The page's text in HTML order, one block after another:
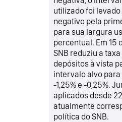
utilizado foi
negativo pela
para sua largura
percentual. Em 15
SNB reduziu a
depósitos à vista
intervalo alvo
-1,25% e -0,25%.
aplicados desde
atualmente
política do SNB.